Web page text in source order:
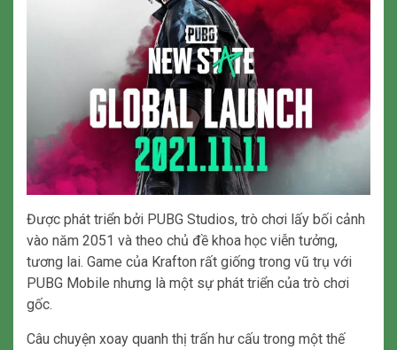
Được phát triển bởi PUBG Studios, trò chơi lấy bối cảnh
vào năm 2051 và theo chủ đề khoa học viễn tưởng,
tương lai. Game của Krafton rất giống trong vũ trụ với
PUBG Mobile nhưng là một sự phát triển của trò chơi
gốc.
Câu chuyện xoay quanh thị trấn hư cấu trong một thế